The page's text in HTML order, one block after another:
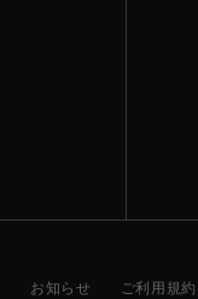
お知らせ ご利用規約